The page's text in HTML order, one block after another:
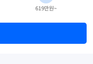
619만원~